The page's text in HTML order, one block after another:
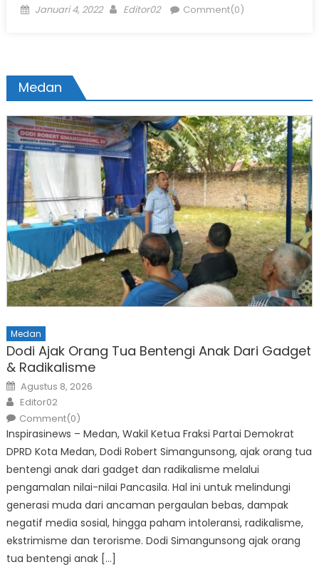
Posted
Januari 4, 2022 Author
Editor02 Comment(0)
Medan
Medan
Dodi Ajak Orang Tua Bentengi Anak Dari Gadget
& Radikalisme
Posted
on
Agustus 8, 2026
Author
Editor02
Comment(0)
Inspirasinews – Medan, Wakil Ketua Fraksi Partai Demokrat
DPRD Kota Medan, Dodi Robert Simangunsong, ajak orang tua
bentengi anak dari gadget dan radikalisme melalui
pengamalan nilai-nilai Pancasila. Hal ini untuk melindungi
generasi muda dari ancaman pergaulan bebas, dampak
negatif media sosial, hingga paham intoleransi, radikalisme,
ekstrimisme dan terorisme. Dodi Simangunsong ajak orang
tua bentengi anak […]